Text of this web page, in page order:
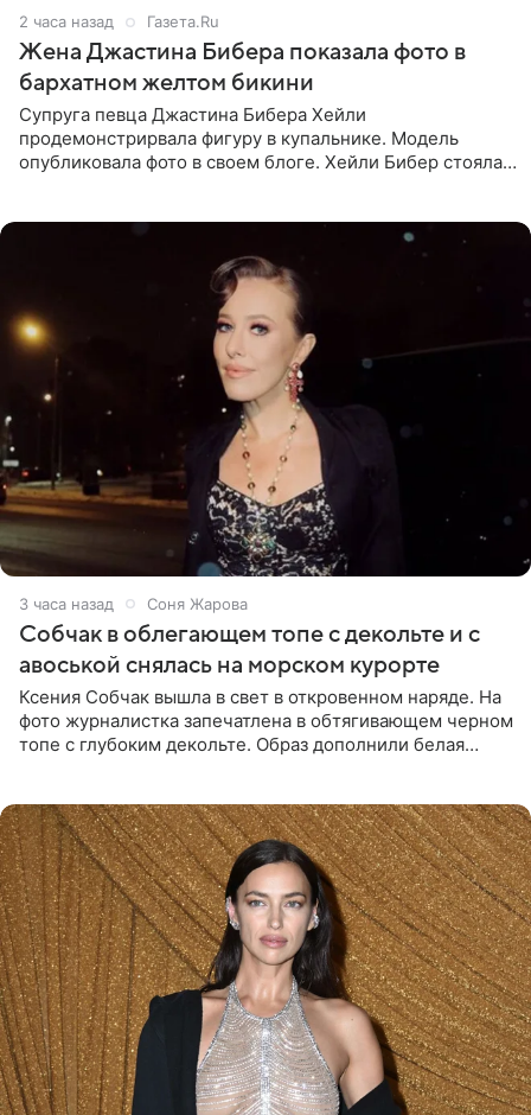
2 часа назад Газета.Ru
Жена Джастина Бибера показала фото в
бархатном желтом бикини
Супруга певца Джастина Бибера Хейли
продемонстрирвала фигуру в купальнике. Модель
опубликовала фото в своем блоге. Хейли Бибер стояла
3 часа назад Соня Жарова
Собчак в облегающем топе с декольте и с
авоськой снялась на морском курорте
Ксения Собчак вышла в свет в откровенном наряде. На
фото журналистка запечатлена в обтягивающем черном
топе с глубоким декольте. Образ дополнили белая